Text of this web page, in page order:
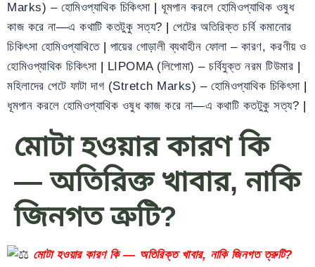
Marks) – হোমিওপ্যাথিক চিকিৎসা | ধূমপান করলে হোমিওপ্যাথিক ওষুধ
কাজ করে না—এ কথাটি কতটুকু সত্য? | পেটের অতিরিক্ত চর্বি কমানোর
চিকিৎসা হোমিওপ্যাথিতে | পায়ের গোড়ালী ব্যথাহীন ফোলা – কারণ, করণীয় ও
হোমিওপ্যাথিক চিকিৎসা | LIPOMA (লিপোমা) – চর্বিযুক্ত নরম টিউমার |
মহিলাদের পেটে ফাটা দাগ (Stretch Marks) – হোমিওপ্যাথিক চিকিৎসা |
ধূমপান করলে হোমিওপ্যাথিক ওষুধ কাজ করে না—এ কথাটি কতটুকু সত্য? |
মোটা হওয়ার কারণ কি
— অতিরিক্ত খাবার, নাকি
জিনগত ত্রুটি?
মোটা হওয়ার কারণ কি — অতিরিক্ত খাবার, নাকি জিনগত ত্রুটি?